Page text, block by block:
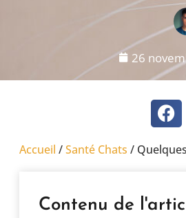
26
Accueil /Santé Chats /
Contenu de